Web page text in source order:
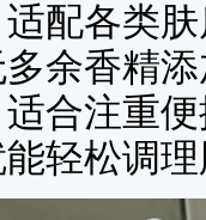
配各类
余香精
合注重
轻松调